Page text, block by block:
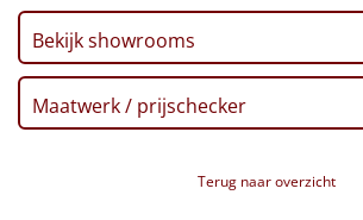
Wake up light
NIEUW
Borrelplank
Bekijk showrooms
Maatwerk / prijschecker
Terug naar overzicht